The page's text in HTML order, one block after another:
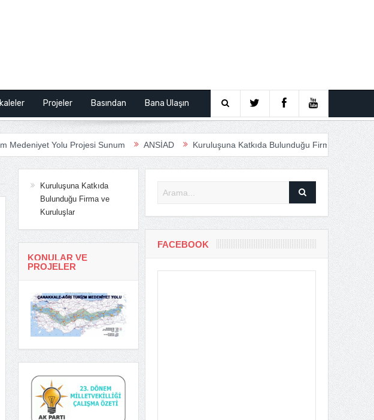
Projeler Basından Bana Ulaşın
Yolu Projesi Sunum ANSİAD Kuruluşuna Katkıda Bulunduğu Firmalar Anfas
Kuruluşuna Katkıda
Bulunduğu Firma ve
Kuruluşlar
KONULAR VE
PROJELER
FACEBOOK